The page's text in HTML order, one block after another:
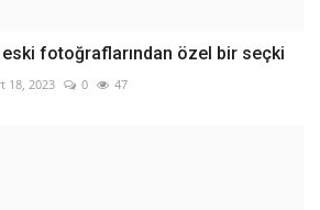
eski fotoğraflarından özel bir seçki
18, 2023 0 47